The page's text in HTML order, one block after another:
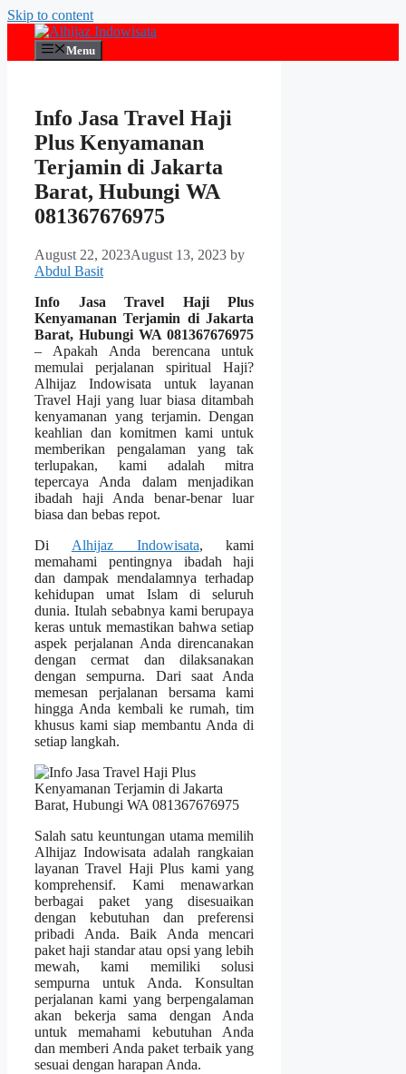
Skip to content
Menu
Info Jasa Travel Haji
Plus Kenyamanan
Terjamin di Jakarta
Barat, Hubungi WA
081367676975
August 22, 2023August 13, 2023 by
Abdul Basit
Info Jasa Travel Haji Plus
Kenyamanan Terjamin di Jakarta
Barat, Hubungi WA 081367676975
– Apakah Anda berencana untuk
memulai perjalanan spiritual Haji?
Alhijaz Indowisata untuk layanan
Travel Haji yang luar biasa ditambah
kenyamanan yang terjamin. Dengan
keahlian dan komitmen kami untuk
memberikan pengalaman yang tak
terlupakan, kami adalah mitra
tepercaya Anda dalam menjadikan
ibadah haji Anda benar-benar luar
biasa dan bebas repot.
Di Alhijaz Indowisata, kami
memahami pentingnya ibadah haji
dan dampak mendalamnya terhadap
kehidupan umat Islam di seluruh
dunia. Itulah sebabnya kami berupaya
keras untuk memastikan bahwa setiap
aspek perjalanan Anda direncanakan
dengan cermat dan dilaksanakan
dengan sempurna. Dari saat Anda
memesan perjalanan bersama kami
hingga Anda kembali ke rumah, tim
khusus kami siap membantu Anda di
setiap langkah.
Salah satu keuntungan utama memilih
Alhijaz Indowisata adalah rangkaian
layanan Travel Haji Plus kami yang
komprehensif. Kami menawarkan
berbagai paket yang disesuaikan
dengan kebutuhan dan preferensi
pribadi Anda. Baik Anda mencari
paket haji standar atau opsi yang lebih
mewah, kami memiliki solusi
sempurna untuk Anda. Konsultan
perjalanan kami yang berpengalaman
akan bekerja sama dengan Anda
untuk memahami kebutuhan Anda
dan memberi Anda paket terbaik yang
sesuai dengan harapan Anda.